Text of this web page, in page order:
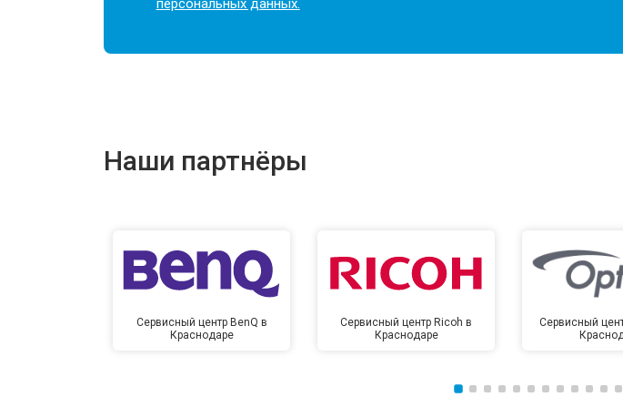
Наши партнёры
Сервисный центр BenQ в
Краснодаре
Сервисный центр Ricoh в
Краснодаре
Сервисный